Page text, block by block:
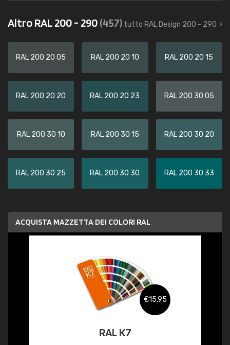
Altro RAL 200 - 290(457) tutto RAL Design 200 - 290
RAL 200 20 05 RAL 200 20 10 RAL 200 20 15
RAL 200 20 20 RAL 200 20 23 RAL 200 30 05
RAL 200 30 10 RAL 200 30 15 RAL 200 30 20
RAL 200 30 25 RAL 200 30 30 RAL 200 30 33
ACQUISTA MAZZETTA DEI COLORI RAL
€15,95
RAL K7